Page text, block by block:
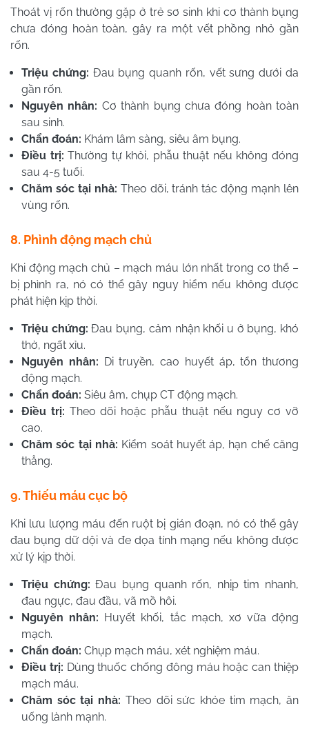
Thoát vị rốn thường gặp ở trẻ sơ sinh khi cơ thành bụng
chưa đóng hoàn toàn, gây ra một vết phồng nhỏ gần
rốn.
Triệu chứng: Đau bụng quanh rốn, vết sưng dưới da
gần rốn.
Nguyên nhân: Cơ thành bụng chưa đóng hoàn toàn
sau sinh.
Chẩn đoán: Khám lâm sàng, siêu âm bụng.
Điều trị: Thường tự khỏi, phẫu thuật nếu không đóng
sau 4-5 tuổi.
Chăm sóc tại nhà: Theo dõi, tránh tác động mạnh lên
vùng rốn.
8. Phình động mạch chủ
Khi động mạch chủ – mạch máu lớn nhất trong cơ thể –
bị phình ra, nó có thể gây nguy hiểm nếu không được
phát hiện kịp thời.
Triệu chứng: Đau bụng, cảm nhận khối u ở bụng, khó
thở, ngất xỉu.
Nguyên nhân: Di truyền, cao huyết áp, tổn thương
động mạch.
Chẩn đoán: Siêu âm, chụp CT động mạch.
Điều trị: Theo dõi hoặc phẫu thuật nếu nguy cơ vỡ
cao.
Chăm sóc tại nhà: Kiểm soát huyết áp, hạn chế căng
thẳng.
9. Thiếu máu cục bộ
Khi lưu lượng máu đến ruột bị gián đoạn, nó có thể gây
đau bụng dữ dội và đe dọa tính mạng nếu không được
xử lý kịp thời.
Triệu chứng: Đau bụng quanh rốn, nhịp tim nhanh,
đau ngực, đau đầu, vã mồ hôi.
Nguyên nhân: Huyết khối, tắc mạch, xơ vữa động
mạch.
Chẩn đoán: Chụp mạch máu, xét nghiệm máu.
Điều trị: Dùng thuốc chống đông máu hoặc can thiệp
mạch máu.
Chăm sóc tại nhà: Theo dõi sức khỏe tim mạch, ăn
uống lành mạnh.